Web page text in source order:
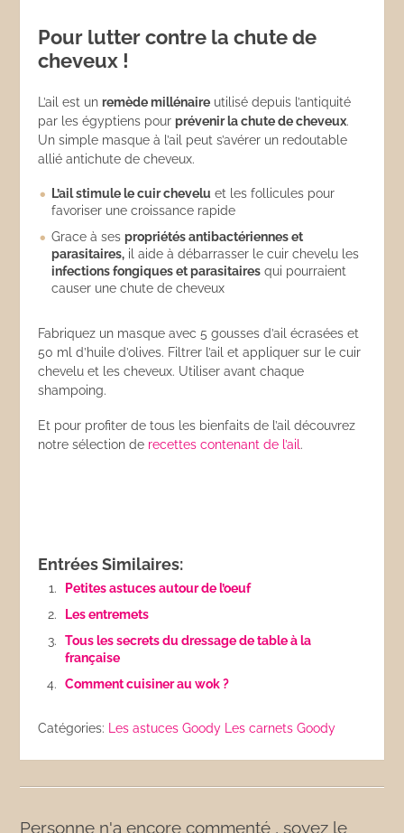
Pour lutter contre la chute de
cheveux !
L’ail est unremède millénaire utilisé depuis l’antiquité
par les égyptiens pourprévenir la chute de cheveux.
Un simple masque à l’ail peut s’avérer un redoutable
allié antichute de cheveux.
L’ail stimule le cuir chevelu et les follicules pour
favoriser une croissance rapide
Grace à sespropriétés antibactériennes et
parasitaires, il aide à débarrasser le cuir chevelu les
infections fongiques et parasitaires qui pourraient
causer une chute de cheveux
Fabriquez un masque avec 5 gousses d’ail écrasées et
50 ml d’huile d’olives. Filtrer l’ail et appliquer sur le cuir
chevelu et les cheveux. Utiliser avant chaque
shampoing.
Et pour profiter de tous les bienfaits de l’ail découvrez
notre sélection de recettes contenant de l’ail .
Entrées Similaires:
Petites astuces autour de l’oeuf
Les entremets
Tous les secrets du dressage de table à la
française
Comment cuisiner au wok ?
Catégories: Les astuces Goody Les carnets Goody
Personne n'a encore commenté , soyez le